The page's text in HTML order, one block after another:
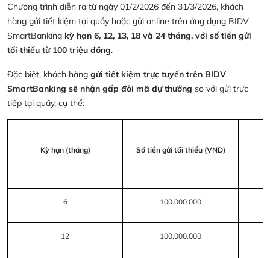
Chương trình diễn ra từ ngày 01/2/2026 đến 31/3/2026, khách
hàng gửi tiết kiệm tại quầy hoặc gửi online trên ứng dụng BIDV
SmartBanking kỳ hạn 6, 12, 13, 18 và 24 tháng, với số tiền gửi
tối thiểu từ 100 triệu đồng.
Đặc biệt, khách hàng gửi tiết kiệm trực tuyến trên BIDV
SmartBanking sẽ nhận gấp đôi mã dự thưởng so với gửi trực
tiếp tại quầy, cụ thể:
Kỳ hạn (tháng) Số tiền gửi tối thiểu (VND)
6 100.000.000
12 100.000.000